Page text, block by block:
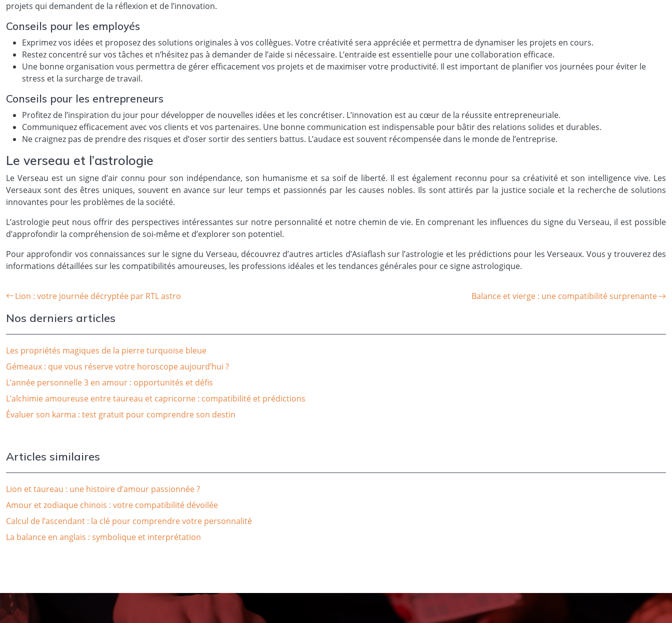
projets qui demandent de la réflexion et de l’innovation.
Conseils pour les employés
Exprimez vos idées et proposez des solutions originales à vos collègues. Votre créativité sera appréciée et permettra de dynamiser les projets en cours.
Restez concentré sur vos tâches et n’hésitez pas à demander de l’aide si nécessaire. L’entraide est essentielle pour une collaboration efficace.
Une bonne organisation vous permettra de gérer efficacement vos projets et de maximiser votre productivité. Il est important de planifier vos journées pour éviter le
stress et la surcharge de travail.
Conseils pour les entrepreneurs
Profitez de l’inspiration du jour pour développer de nouvelles idées et les concrétiser. L’innovation est au cœur de la réussite entrepreneuriale.
Communiquez efficacement avec vos clients et vos partenaires. Une bonne communication est indispensable pour bâtir des relations solides et durables.
Ne craignez pas de prendre des risques et d’oser sortir des sentiers battus. L’audace est souvent récompensée dans le monde de l’entreprise.
Le verseau et l’astrologie
Le Verseau est un signe d’air connu pour son indépendance, son humanisme et sa soif de liberté. Il est également reconnu pour sa créativité et son intelligence vive. Les
Verseaux sont des êtres uniques, souvent en avance sur leur temps et passionnés par les causes nobles. Ils sont attirés par la justice sociale et la recherche de solutions
innovantes pour les problèmes de la société.
L’astrologie peut nous offrir des perspectives intéressantes sur notre personnalité et notre chemin de vie. En comprenant les influences du signe du Verseau, il est possible
d’approfondir la compréhension de soi-même et d’explorer son potentiel.
Pour approfondir vos connaissances sur le signe du Verseau, découvrez d’autres articles d’Asiaflash sur l’astrologie et les prédictions pour les Verseaux. Vous y trouverez des
informations détaillées sur les compatibilités amoureuses, les professions idéales et les tendances générales pour ce signe astrologique.
Lion : votre journée décryptée par RTL astro Balance et vierge : une compatibilité surprenante
Nos derniers articles
Les propriétés magiques de la pierre turquoise bleue
Gémeaux : que vous réserve votre horoscope aujourd’hui ?
L’année personnelle 3 en amour : opportunités et défis
L’alchimie amoureuse entre taureau et capricorne : compatibilité et prédictions
Évaluer son karma : test gratuit pour comprendre son destin
Articles similaires
Lion et taureau : une histoire d’amour passionnée ?
Amour et zodiaque chinois : votre compatibilité dévoilée
Calcul de l’ascendant : la clé pour comprendre votre personnalité
La balance en anglais : symbolique et interprétation